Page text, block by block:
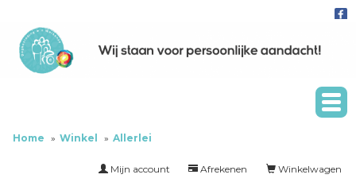
Home Winkel Allerlei
Winkelwagen
Afrekenen
Mijn account